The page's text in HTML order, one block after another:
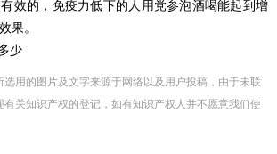
效的，免疫力低下的人用党参泡酒喝能起到增
果。
少
选用的图片及文字来源于网络以及用户投稿，由于未联
有关知识产权的登记，如有知识产权人并不愿意我们使